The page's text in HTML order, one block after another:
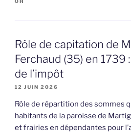
Rôle de capitation de
Ferchaud (35) en 1739
de l’impôt
12 JUIN 2026
Rôle de répartition des sommes
habitants de la paroisse de
et frairies en dépendantes pour